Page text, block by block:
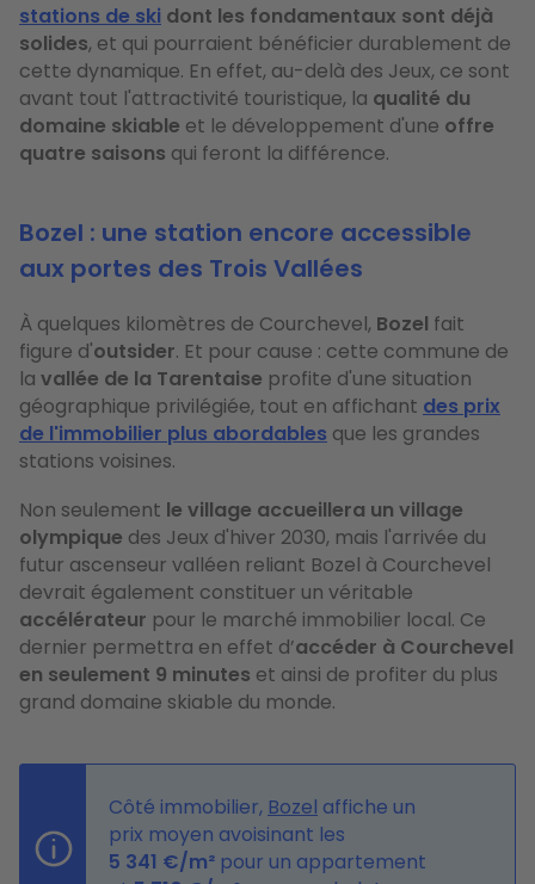
stations de ski dont les fondamentaux sont déjà
solides, et qui pourraient bénéficier durablement de
cette dynamique. En effet, au-delà des Jeux, ce sont
avant tout l'attractivité touristique, la qualité du
domaine skiable et le développement d'une offre
quatre saisons qui feront la différence.
Bozel : une station encore accessible
aux portes des Trois Vallées
À quelques kilomètres de Courchevel, Bozel fait
figure d'outsider. Et pour cause : cette commune de
la vallée de la Tarentaise profite d'une situation
géographique privilégiée, tout en affichant des prix
de l'immobilier plus abordables que les grandes
stations voisines.
Non seulement le village accueillera un village
olympique des Jeux d'hiver 2030, mais l'arrivée du
futur ascenseur valléen reliant Bozel à Courchevel
devrait également constituer un véritable
accélérateur pour le marché immobilier local. Ce
dernier permettra en effet d’accéder à Courchevel
en seulement 9 minutes et ainsi de profiter du plus
grand domaine skiable du monde.
Côté immobilier, Bozel affiche un
prix moyen avoisinant les
5 341 €/m² pour un appartement